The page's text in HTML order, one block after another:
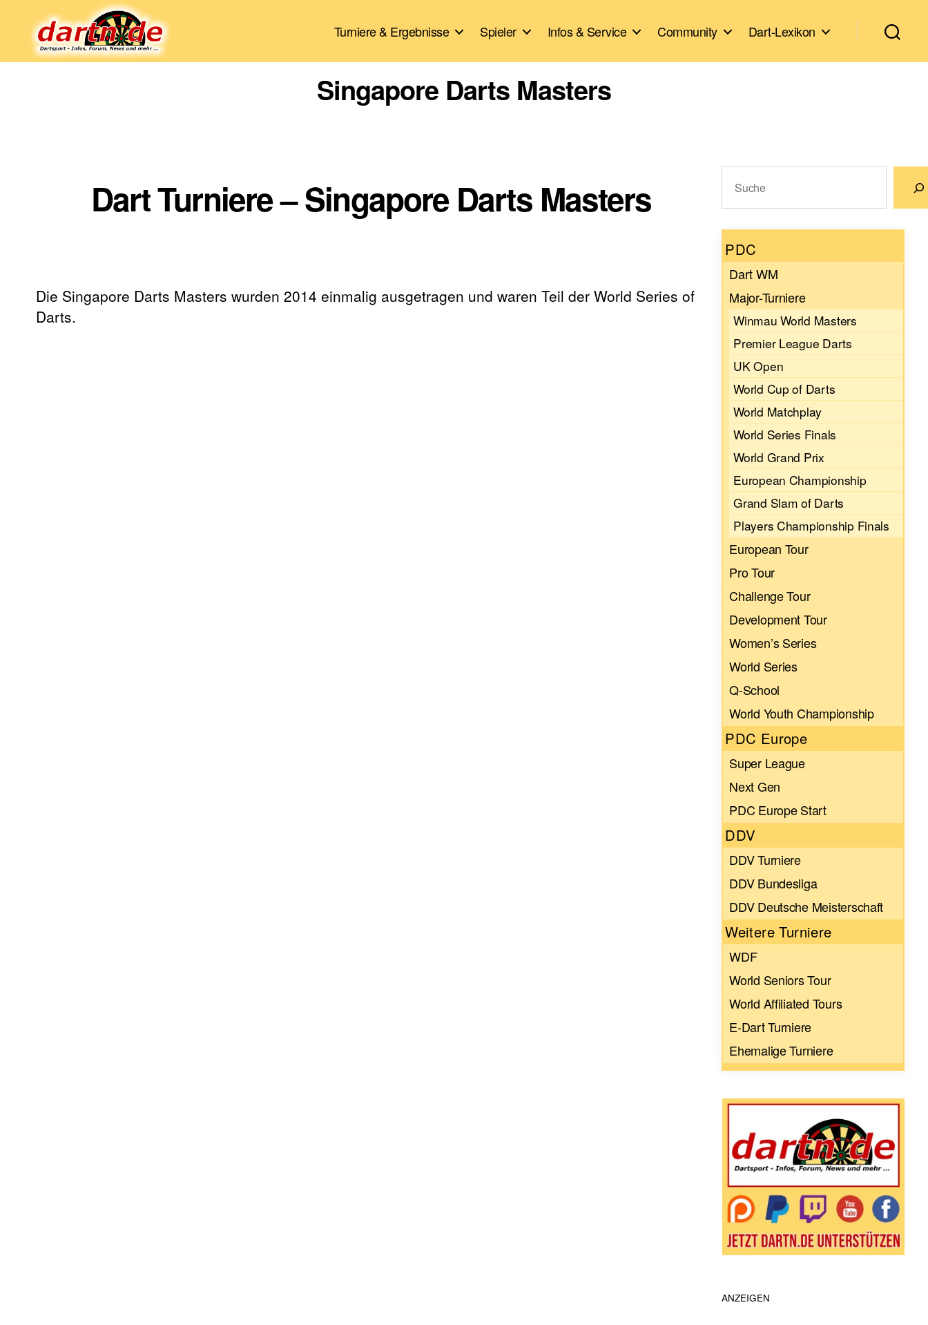
Turniere & Ergebnisse Spieler Infos & Service Community Dart-Lexikon
Singapore Darts Masters
Dart Turniere – Singapore Darts Masters
Die Singapore Darts Masters wurden 2014 einmalig ausgetragen und waren Teil der World Series of
Darts.
PDC
Dart WM
Major-Turniere
Winmau World Masters
Premier League Darts
UK Open
World Cup of Darts
World Matchplay
World Series Finals
World Grand Prix
European Championship
Grand Slam of Darts
Players Championship Finals
European Tour
Pro Tour
Challenge Tour
Development Tour
Women’s Series
World Series
Q-School
World Youth Championship
PDC Europe
Super League
Next Gen
PDC Europe Start
DDV
DDV Turniere
DDV Bundesliga
DDV Deutsche Meisterschaft
Weitere Turniere
WDF
World Seniors Tour
World Affiliated Tours
E-Dart Turniere
Ehemalige Turniere
ANZEIGEN